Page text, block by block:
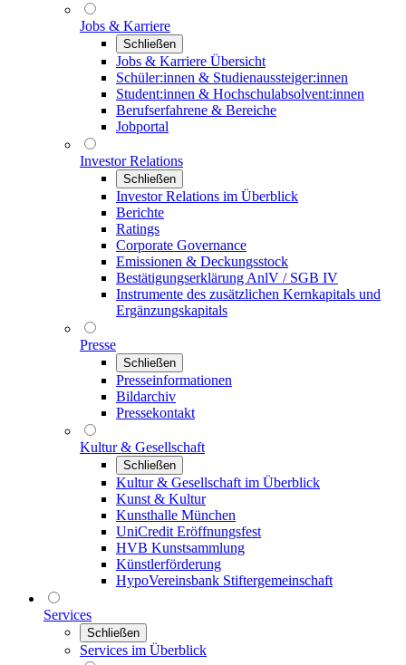
Jobs & Karriere
Schließen
Jobs & Karriere Übersicht
Schüler:innen & Studienaussteiger:innen
Student:innen & Hochschulabsolvent:innen
Berufserfahrene & Bereiche
Jobportal
Investor Relations
Schließen
Investor Relations im Überblick
Berichte
Ratings
Corporate Governance
Emissionen & Deckungsstock
Bestätigungserklärung AnlV / SGB IV
Instrumente des zusätzlichen Kernkapitals und
Ergänzungskapitals
Presse
Schließen
Presseinformationen
Bildarchiv
Pressekontakt
Kultur & Gesellschaft
Schließen
Kultur & Gesellschaft im Überblick
Kunst & Kultur
Kunsthalle München
UniCredit Eröffnungsfest
HVB Kunstsammlung
Künstlerförderung
HypoVereinsbank Stiftergemeinschaft
Services
Schließen
Services im Überblick